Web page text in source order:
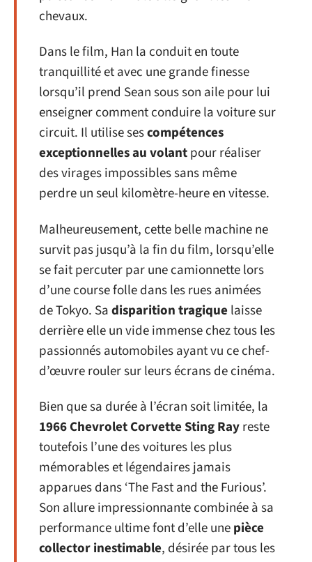
chevaux.
Dans le film, Han la conduit en toute
tranquillité et avec une grande finesse
lorsqu’il prend Sean sous son aile pour lui
enseigner comment conduire la voiture sur
circuit. Il utilise sescompétences
exceptionnelles au volantpour réaliser
des virages impossibles sans même
perdre un seul kilomètre-heure en vitesse.
Malheureusement, cette belle machine ne
survit pas jusqu’à la fin du film, lorsqu’elle
se fait percuter par une camionnette lors
d’une course folle dans les rues animées
de Tokyo. Sadisparition tragique laisse
derrière elle un vide immense chez tous les
passionnés automobiles ayant vu ce chef-
d’œuvre rouler sur leurs écrans de cinéma.
Bien que sa durée à l’écran soit limitée, la
1966 Chevrolet Corvette Sting Rayreste
toutefois l’une des voitures les plus
mémorables et légendaires jamais
apparues dans ‘The Fast and the Furious’.
Son allure impressionnante combinée à sa
performance ultime font d’elle unepièce
collector inestimable, désirée par tous les